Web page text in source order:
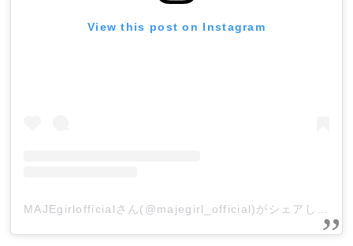
View this post on Instagram